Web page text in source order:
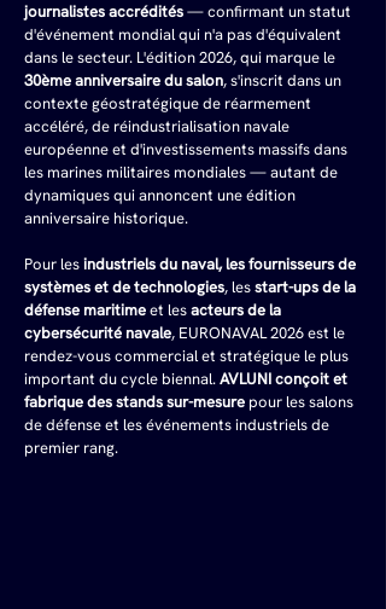
journalistes accrédités — confirmant un statut
d'événement mondial qui n'a pas d'équivalent
dans le secteur. L'édition 2026, qui marque le
30ème anniversaire du salon, s'inscrit dans un
contexte géostratégique de réarmement
accéléré, de réindustrialisation navale
européenne et d'investissements massifs dans
les marines militaires mondiales — autant de
dynamiques qui annoncent une édition
anniversaire historique.
Pour les industriels du naval, les fournisseurs de
systèmes et de technologies, les start-ups de la
défense maritime et les acteurs de la
cybersécurité navale, EURONAVAL 2026 est le
rendez-vous commercial et stratégique le plus
important du cycle biennal. AVLUNI conçoit et
fabrique des stands sur-mesure pour les salons
de défense et les événements industriels de
premier rang.